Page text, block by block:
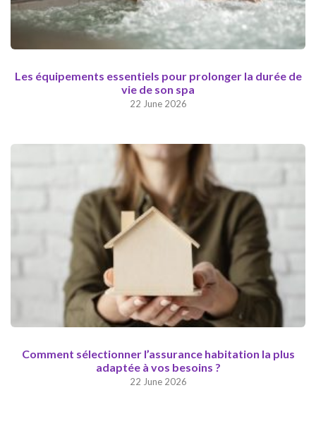
Les équipements essentiels pour prolonger la durée de
vie de son spa
22 June 2026
Comment sélectionner l’assurance habitation la plus
adaptée à vos besoins ?
22 June 2026